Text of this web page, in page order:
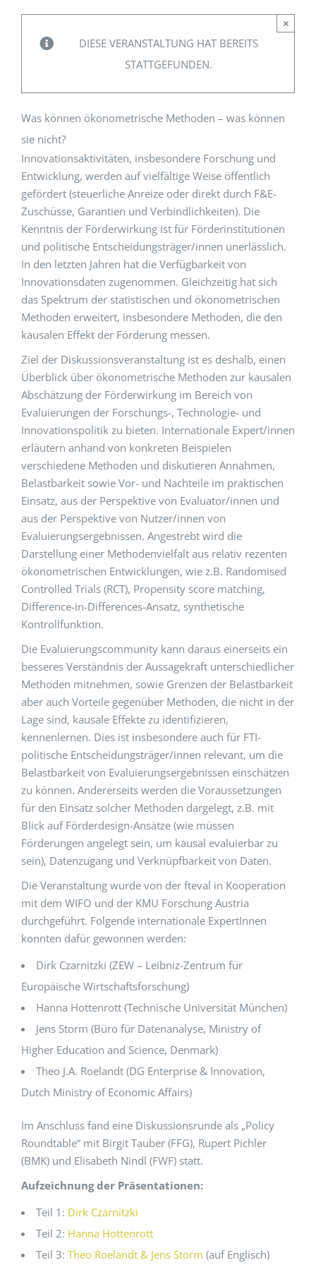
EVENTS
KONTAKT
DIESE VERANSTALTUNG HAT BEREITS
STATTGEFUNDEN.
×
Was können ökonometrische Methoden – was können
sie nicht?
Innovationsaktivitäten, insbesondere Forschung und
Entwicklung, werden auf vielfältige Weise öffentlich
gefördert (steuerliche Anreize oder direkt durch F&E-
Zuschüsse, Garantien und Verbindlichkeiten). Die
Kenntnis der Förderwirkung ist für Förderinstitutionen
und politische Entscheidungsträger/innen unerlässlich.
In den letzten Jahren hat die Verfügbarkeit von
Innovationsdaten zugenommen. Gleichzeitig hat sich
das Spektrum der statistischen und ökonometrischen
Methoden erweitert, insbesondere Methoden, die den
kausalen Effekt der Förderung messen.
Ziel der Diskussionsveranstaltung ist es deshalb, einen
Überblick über ökonometrische Methoden zur kausalen
Abschätzung der Förderwirkung im Bereich von
Evaluierungen der Forschungs-, Technologie- und
Innovationspolitik zu bieten. Internationale Expert/innen
erläutern anhand von konkreten Beispielen
verschiedene Methoden und diskutieren Annahmen,
Belastbarkeit sowie Vor- und Nachteile im praktischen
Einsatz, aus der Perspektive von Evaluator/innen und
aus der Perspektive von Nutzer/innen von
Evaluierungsergebnissen. Angestrebt wird die
Darstellung einer Methodenvielfalt aus relativ rezenten
ökonometrischen Entwicklungen, wie z.B. Randomised
Controlled Trials (RCT), Propensity score matching,
Difference-in-Differences-Ansatz, synthetische
Kontrollfunktion.
Die Evaluierungscommunity kann daraus einerseits ein
besseres Verständnis der Aussagekraft unterschiedlicher
Methoden mitnehmen, sowie Grenzen der Belastbarkeit
aber auch Vorteile gegenüber Methoden, die nicht in der
Lage sind, kausale Effekte zu identifizieren,
kennenlernen. Dies ist insbesondere auch für FTI-
politische Entscheidungsträger/innen relevant, um die
Belastbarkeit von Evaluierungsergebnissen einschätzen
zu können. Andererseits werden die Voraussetzungen
für den Einsatz solcher Methoden dargelegt, z.B. mit
Blick auf Förderdesign-Ansätze (wie müssen
Förderungen angelegt sein, um kausal evaluierbar zu
sein), Datenzugang und Verknüpfbarkeit von Daten.
Die Veranstaltung wurde von der fteval in Kooperation
mit dem WIFO und der KMU Forschung Austria
durchgeführt. Folgende internationale ExpertInnen
konnten dafür gewonnen werden:
Dirk Czarnitzki (ZEW – Leibniz-Zentrum für
Europäische Wirtschaftsforschung)
Hanna Hottenrott (Technische Universität München)
Jens Storm (Büro für Datenanalyse, Ministry of
Higher Education and Science, Denmark)
Theo J.A. Roelandt (DG Enterprise & Innovation,
Dutch Ministry of Economic Affairs)
Im Anschluss fand eine Diskussionsrunde als „Policy
Roundtable“ mit Birgit Tauber (FFG), Rupert Pichler
(BMK) und Elisabeth Nindl (FWF) statt.
Aufzeichnung der Präsentationen:
Teil 1: Dirk Czarnitzki
Teil 2: Hanna Hottenrott
Teil 3: Theo Roelandt & Jens Storm (auf Englisch)